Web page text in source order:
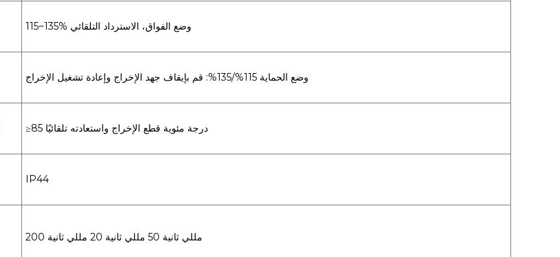
115~135% وضع الفواق، الاسترداد التلقائي
وضع الحماية 115%/135%: قم بإيقاف جهد الإخراج وإعادة تشغيل الإخراج
≥85 درجة مئوية قطع الإخراج واستعادته تلقائيًا
IP44
200 مللي ثانية 50 مللي ثانية 20 مللي ثانية